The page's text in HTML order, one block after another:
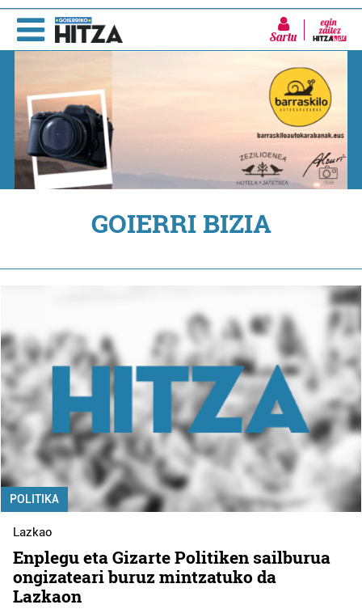
Sartu
GOIERRI BIZIA
POLITIKA
Lazkao
Enplegu eta Gizarte Politiken sailburua
ongizateari buruz mintzatuko da
Lazkaon